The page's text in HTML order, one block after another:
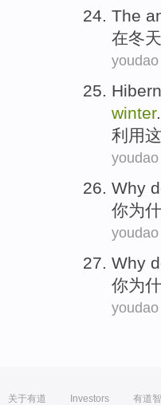
The
在冬天
youdao
winter.
利用
youdao
Why
你为
youdao
Why
你为
youdao
关于有道 Investors 有道